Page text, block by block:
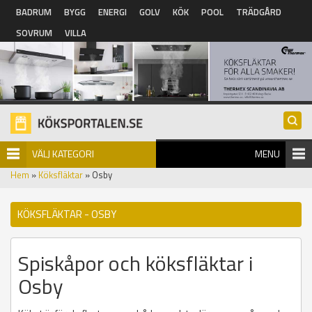
Hoppa till huvudinnehåll
BADRUM BYGG ENERGI GOLV KÖK POOL
TRÄDGÅRD
SOVRUM
VILLA
VÄLJ KATEGORI MENU
Hem » Köksfläktar » Osby
KÖKSFLÄKTAR - OSBY
Spiskåpor och köksfläktar i
Osby